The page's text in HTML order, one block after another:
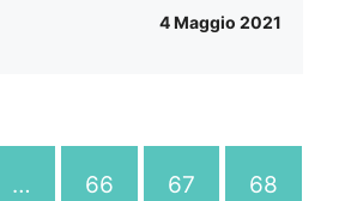
4 Maggio 2021
… 66 67 68